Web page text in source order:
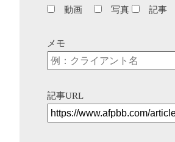
動画
写真 記事
メモ
記事URL